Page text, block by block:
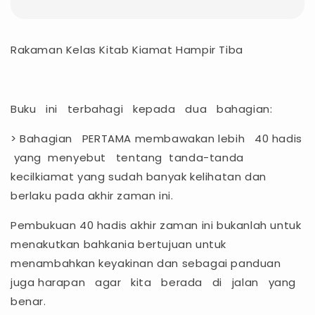
Rakaman Kelas Kitab Kiamat Hampir Tiba
Buku ini terbahagi kepada dua bahagian:
> Bahagian PERTAMA membawakan lebih 40 hadis
yang menyebut tentang tanda-tanda
kecilkiamat yang sudah banyak kelihatan dan
berlaku pada akhir zaman ini.
Pembukuan 40 hadis akhir zaman ini bukanlah untuk
menakutkan bahkania bertujuan untuk
menambahkan keyakinan dan sebagai panduan
juga harapan agar kita berada di jalan yang
benar.